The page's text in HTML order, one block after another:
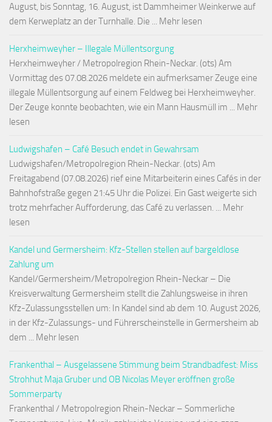
August, bis Sonntag, 16. August, ist Dammheimer Weinkerwe auf
dem Kerweplatz an der Turnhalle. Die ... Mehr lesen
Herxheimweyher – Illegale Müllentsorgung
Herxheimweyher / Metropolregion Rhein-Neckar. (ots) Am
Vormittag des 07.08.2026 meldete ein aufmerksamer Zeuge eine
illegale Müllentsorgung auf einem Feldweg bei Herxheimweyher.
Der Zeuge konnte beobachten, wie ein Mann Hausmüll im ... Mehr
lesen
Ludwigshafen – Café Besuch endet in Gewahrsam
Ludwigshafen/Metropolregion Rhein-Neckar. (ots) Am
Freitagabend (07.08.2026) rief eine Mitarbeiterin eines Cafés in der
Bahnhofstraße gegen 21:45 Uhr die Polizei. Ein Gast weigerte sich
trotz mehrfacher Aufforderung, das Café zu verlassen. ... Mehr
lesen
Kandel und Germersheim: Kfz-Stellen stellen auf bargeldlose
Zahlung um
Kandel/Germersheim/Metropolregion Rhein-Neckar – Die
Kreisverwaltung Germersheim stellt die Zahlungsweise in ihren
Kfz-Zulassungsstellen um: In Kandel sind ab dem 10. August 2026,
in der Kfz-Zulassungs- und Führerscheinstelle in Germersheim ab
dem ... Mehr lesen
Frankenthal – Ausgelassene Stimmung beim Strandbadfest: Miss
Strohhut Maja Gruber und OB Nicolas Meyer eröffnen große
Sommerparty
Frankenthal / Metropolregion Rhein-Neckar – Sommerliche